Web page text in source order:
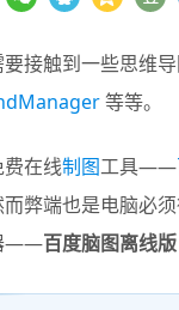
接触到一些思维
等等。
在线制图工具——
弊端也是电脑必
——百度脑图离线版